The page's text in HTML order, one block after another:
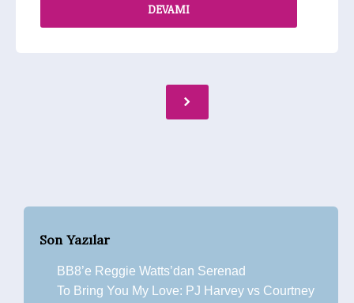
DEVAMI
Son Yazılar
BB8’e Reggie Watts’dan Serenad
To Bring You My Love: PJ Harvey vs Courtney